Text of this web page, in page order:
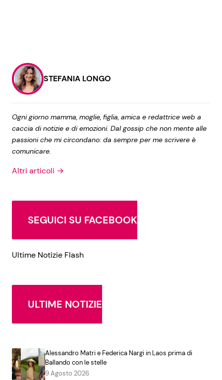
STEFANIA LONGO
Ogni giorno mamma, moglie, figlia, amica e redattrice web a
caccia di notizie e di emozioni. Dal gossip che non mente alle
passioni che mi circondano: da sempre per me scrivere è
comunicare.
Altri articoli →
SEGUICI SU FACEBOOK
Ultime Notizie Flash
ULTIME NOTIZIE
Alessandro Matri e Federica Nargi in Laos prima di
Ballando con le stelle
9 Agosto 2026